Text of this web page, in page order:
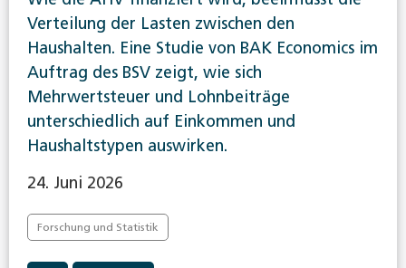
Verteilung der Lasten zwischen den
Haushalten. Eine Studie von BAK Economics im
Auftrag des BSV zeigt, wie sich
Mehrwertsteuer und Lohnbeiträge
unterschiedlich auf Einkommen und
Haushaltstypen auswirken.
24. Juni 2026
Forschung und Statistik